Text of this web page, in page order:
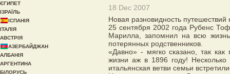
18 Dec 2007
Новая разновидность путешествий
25 сентября 2002 года Рубенс
Марилла, запомнил на всю
потерянных родственников.
«Давно» - мягко сказано, так
жизни аж в 1896 году! Несколько
итальянская ветви семьи
ЄГИПЕТ
ІЗРАЇЛЬ
ІСПАНІЯ
ІТАЛІЯ
АВСТРІЯ
АЗЕРБАЙДЖАН
АЛБАНІЯ
АРГЕНТИНА
БІЛОРУСЬ